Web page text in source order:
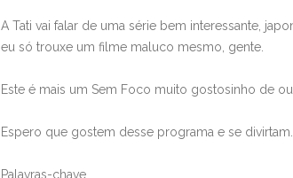
A Tati vai falar de uma série bem interessante,
eu só trouxe um filme maluco mesmo, gente.
Este é mais um Sem Foco muito gostosinho de
Espero que gostem desse programa e se
Palavras-chave